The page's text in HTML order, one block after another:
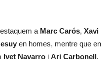
a Marc Carós, Xavi
en homes, mentre que en
Ivet Navarro i Ari Carbonell.